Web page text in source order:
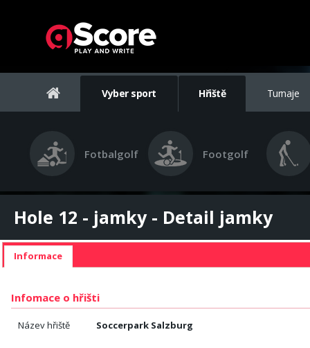
Vyber sport Hřiště Turnaje
Fotbalgolf Footgolf
Hole 12 - jamky - Detail jamky
Informace
Infomace o hřišti
Název hřiště Soccerpark Salzburg